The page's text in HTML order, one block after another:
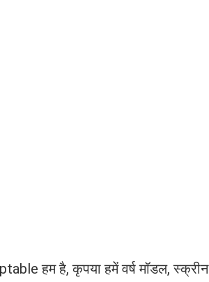
हम है, कृपया हमें वर्ष मॉडल, स्क्रीन